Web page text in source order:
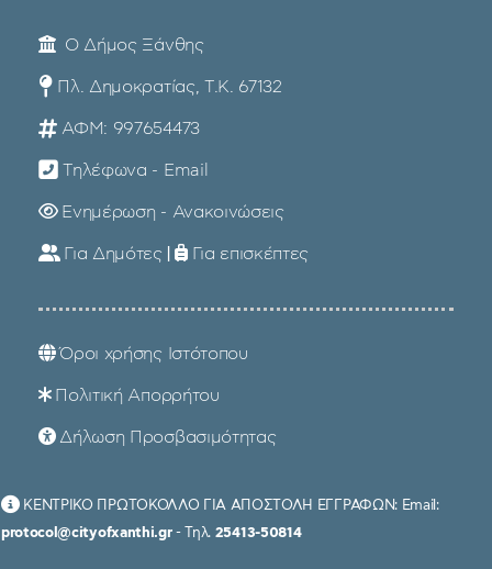
Ο Δήμος Ξάνθης
Πλ. Δημοκρατίας, Τ.Κ. 67132
ΑΦΜ: 997654473
Τηλέφωνα - Email
Ενημέρωση - Ανακοινώσεις
Για Δημότες | Για επισκέπτες
Όροι χρήσης Ιστότοπου
Πολιτική Απορρήτου
Δήλωση Προσβασιμότητας
ΚΕΝΤΡΙΚΟ ΠΡΩΤΟΚΟΛΛΟ ΓΙΑ ΑΠΟΣΤΟΛΗ ΕΓΓΡΑΦΩΝ: Email:
protocol@cityofxanthi.gr- Τηλ. 25413-50814